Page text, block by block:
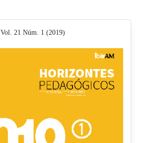
Vol. 21 Núm. 1 (2019)